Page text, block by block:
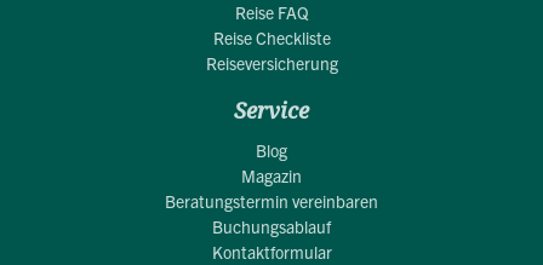
Reise FAQ
Reise Checkliste
Reiseversicherung
Service
Blog
Magazin
Beratungstermin vereinbaren
Buchungsablauf
Kontaktformular